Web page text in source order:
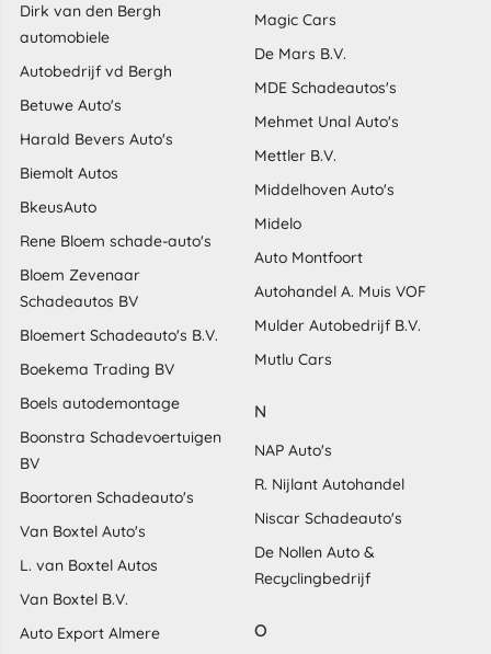
Dirk van den Bergh
automobiele
Autobedrijf vd Bergh
Betuwe Auto's
Harald Bevers Auto's
Biemolt Autos
BkeusAuto
Rene Bloem schade-auto's
Bloem Zevenaar
Schadeautos BV
Bloemert Schadeauto's B.V.
Boekema Trading BV
Boels autodemontage
Boonstra Schadevoertuigen
BV
Boortoren Schadeauto's
Van Boxtel Auto's
L. van Boxtel Autos
Van Boxtel B.V.
Auto Export Almere
Magic Cars
De Mars B.V.
MDE Schadeautos's
Mehmet Unal Auto's
Mettler B.V.
Middelhoven Auto's
Midelo
Auto Montfoort
Autohandel A. Muis VOF
Mulder Autobedrijf B.V.
Mutlu Cars
N
NAP Auto's
R. Nijlant Autohandel
Niscar Schadeauto's
De Nollen Auto &
Recyclingbedrijf
O